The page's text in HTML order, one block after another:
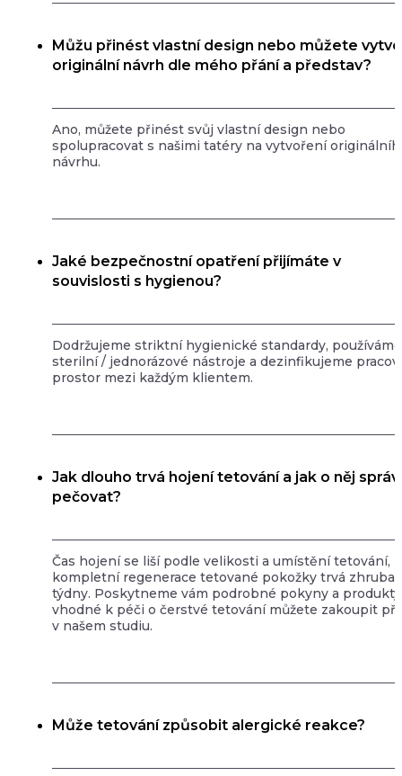
Můžu přinést vlastní design nebo můžete
originální návrh dle mého přání a představ?
Ano, můžete přinést svůj vlastní design nebo
spolupracovat s našimi tatéry na vytvoření
návrhu.
Jaké bezpečnostní opatření přijímáte v
souvislosti s hygienou?
Dodržujeme striktní hygienické standardy, používáme
sterilní / jednorázové nástroje a dezinfikujeme
prostor mezi každým klientem.
Jak dlouho trvá hojení tetování a jak o něj
pečovat?
Čas hojení se liší podle velikosti a umístění tetování,
kompletní regenerace tetované pokožky trvá zhruba
týdny. Poskytneme vám podrobné pokyny a produkty
vhodné k péči o čerstvé tetování můžete zakoupit
v našem studiu.
Může tetování způsobit alergické reakce?